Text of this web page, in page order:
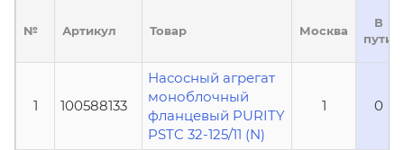
№ Артикул Товар Москва
В
пути
1 100588133
Насосный агрегат
моноблочный
фланцевый PURITY
PSTC 32-125/11 (N)
1 0